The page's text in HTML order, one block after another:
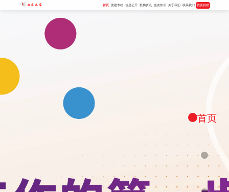
首页 党建专栏 信息公开 机构资讯 血友知识 关于我们 联系我们 我要捐赠
首页